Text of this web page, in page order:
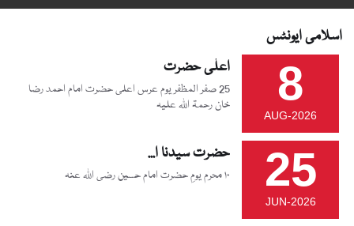
اسلامی ایونٹس
8
AUG-2026
اعلٰی حضرت
25 صفر المظفر یوم عرس اعلی حضرت امام احمد رضا
خان رحمۃ اللہ علیہ
25
JUN-2026
حضرت سیدنا ا...
۱۰ محرم یومِ حضرت امام حسین رضی اللہ عنہ